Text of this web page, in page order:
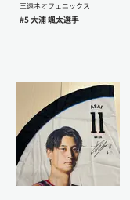
三遠ネオフェニックス
#5 大浦 颯太選手